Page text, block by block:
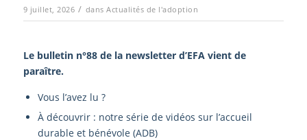
9 juillet, 2026 / dansActualités de l'adoption
Le bulletin n°88 de la newsletter d’EFA vient de
paraître.
Vous l’avez lu ?
À découvrir : notre série de vidéos sur l’accueil
durable et bénévole (ADB)